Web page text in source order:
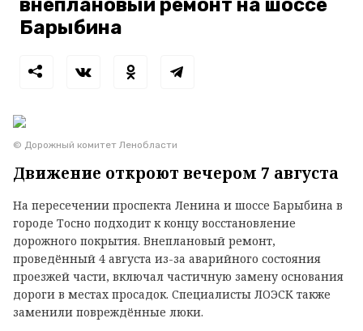
внеплановый ремонт на шоссе
Барыбина
© Дорожный комитет Ленобласти
Движение откроют вечером 7 августа
На пересечении проспекта Ленина и шоссе Барыбина в
городе Тосно подходит к концу восстановление
дорожного покрытия. Внеплановый ремонт,
проведённый 4 августа из-за аварийного состояния
проезжей части, включал частичную замену основания
дороги в местах просадок. Специалисты ЛОЭСК также
заменили повреждённые люки.